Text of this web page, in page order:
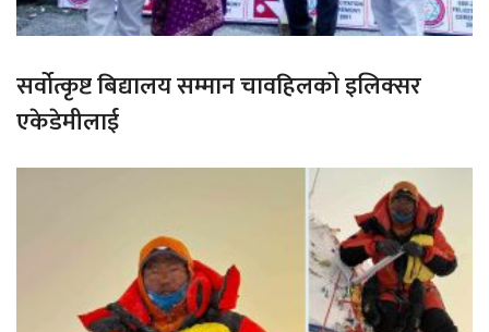
सर्वोत्कृष्ट बिद्यालय सम्मान चावहिलको इलिक्सर
एकेडेमीलाई